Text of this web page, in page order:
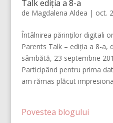
Talk ediția a 8-a
de Magdalena Aldea | oct.
Întâlnirea părinților digitali
Parents Talk – ediția a 8-a,
sâmbătă, 23 septembrie
Participând pentru prima
am rămas plăcut
Povestea blogului